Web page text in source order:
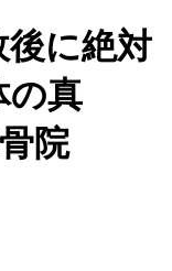
に絶対
の真
院